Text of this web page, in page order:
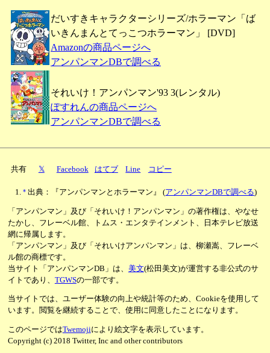
だいすきキャラクターシリーズ/ホラーマン「ば
いきんまんとてっこつホラーマン」 [DVD]
Amazonの商品ページへ
アンパンマンDBで調べる
それいけ！アンパンマン'93 3(レンタル)
ぽすれんの商品ページへ
アンパンマンDBで調べる
共有 𝕏 Facebook はてブ Line コピー
* 出典：『アンパンマンとホラーマン』(アンパンマンDBで調べる)
「アンパンマン」及び「それいけ！アンパンマン」の著作権は、やなせ
たかし、フレーベル館、トムス・エンタテインメント、日本テレビ放送
網に帰属します。
「アンパンマン」及び「それいけアンパンマン」は、柳瀬嵩、フレーベ
ル館の商標です。
当サイト「アンパンマンDB」は、 美文(松田美文)が運営する非公式のサ
イトであり、 TGWSの一部です。
当サイトでは、ユーザー体験の向上や統計等のため、Cookieを使用して
います。閲覧を継続することで、使用に同意したことになります。
このページではTwemojiにより絵文字を表示しています。
Copyright (c) 2018 Twitter, Inc and other contributors